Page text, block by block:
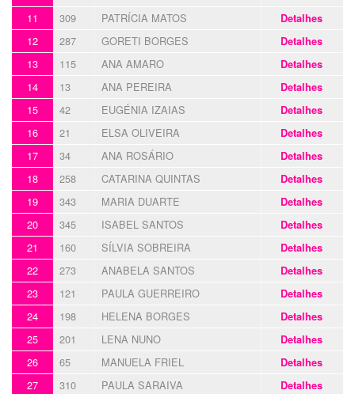
11 309 PATRÍCIA MATOS Detalhes
12 287 GORETI BORGES Detalhes
13 115 ANA AMARO Detalhes
14 13 ANA PEREIRA Detalhes
15 42 EUGÉNIA IZAIAS Detalhes
16 21 ELSA OLIVEIRA Detalhes
17 34 ANA ROSÁRIO Detalhes
18 258 CATARINA QUINTAS Detalhes
19 343 MARIA DUARTE Detalhes
20 345 ISABEL SANTOS Detalhes
21 160 SÍLVIA SOBREIRA Detalhes
22 273 ANABELA SANTOS Detalhes
23 121 PAULA GUERREIRO Detalhes
24 198 HELENA BORGES Detalhes
25 201 LENA NUNO Detalhes
26 65 MANUELA FRIEL Detalhes
27 310 PAULA SARAIVA Detalhes